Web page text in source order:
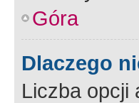
Góra
Dlaczego
Liczba opcji